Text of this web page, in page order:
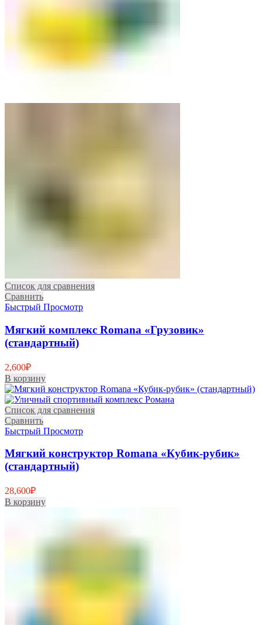
Список для сравнения
Сравнить
Быстрый Просмотр
Мягкий комплекс Romana «Грузовик»
(стандартный)
2,600₽
В корзину
Список для сравнения
Сравнить
Быстрый Просмотр
Мягкий конструктор Romana «Кубик-рубик»
(стандартный)
28,600₽
В корзину